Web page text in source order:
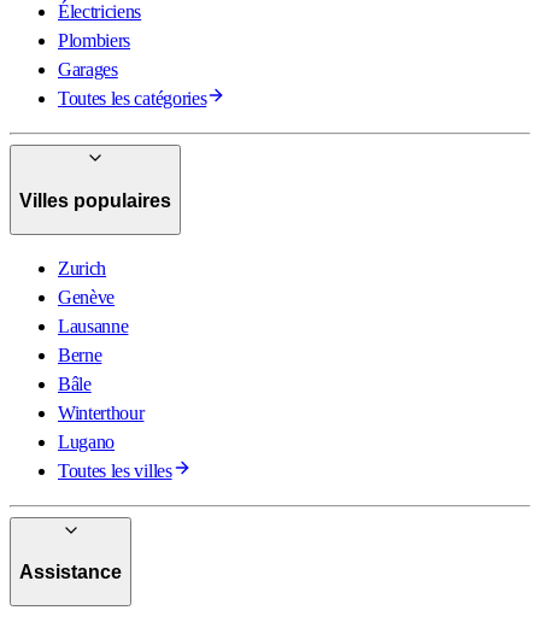
Électriciens
Plombiers
Garages
Toutes les catégories
Villes populaires
Zurich
Genève
Lausanne
Berne
Bâle
Winterthour
Lugano
Toutes les villes
Assistance